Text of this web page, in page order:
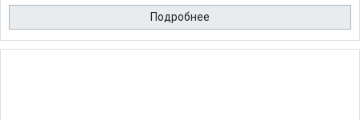
Подробнее